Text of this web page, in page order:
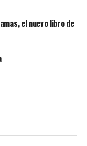
el nuevo libro de